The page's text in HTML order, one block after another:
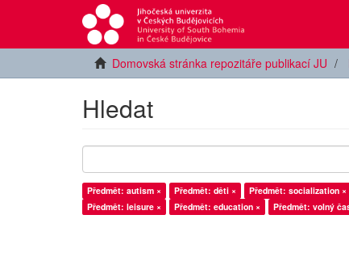
Domovská stránka repozitáře publikací JU
Hledat
Předmět: autism × Předmět: děti × Předmět: socialization ×
Předmět: leisure ×
Předmět: education × Předmět: volný